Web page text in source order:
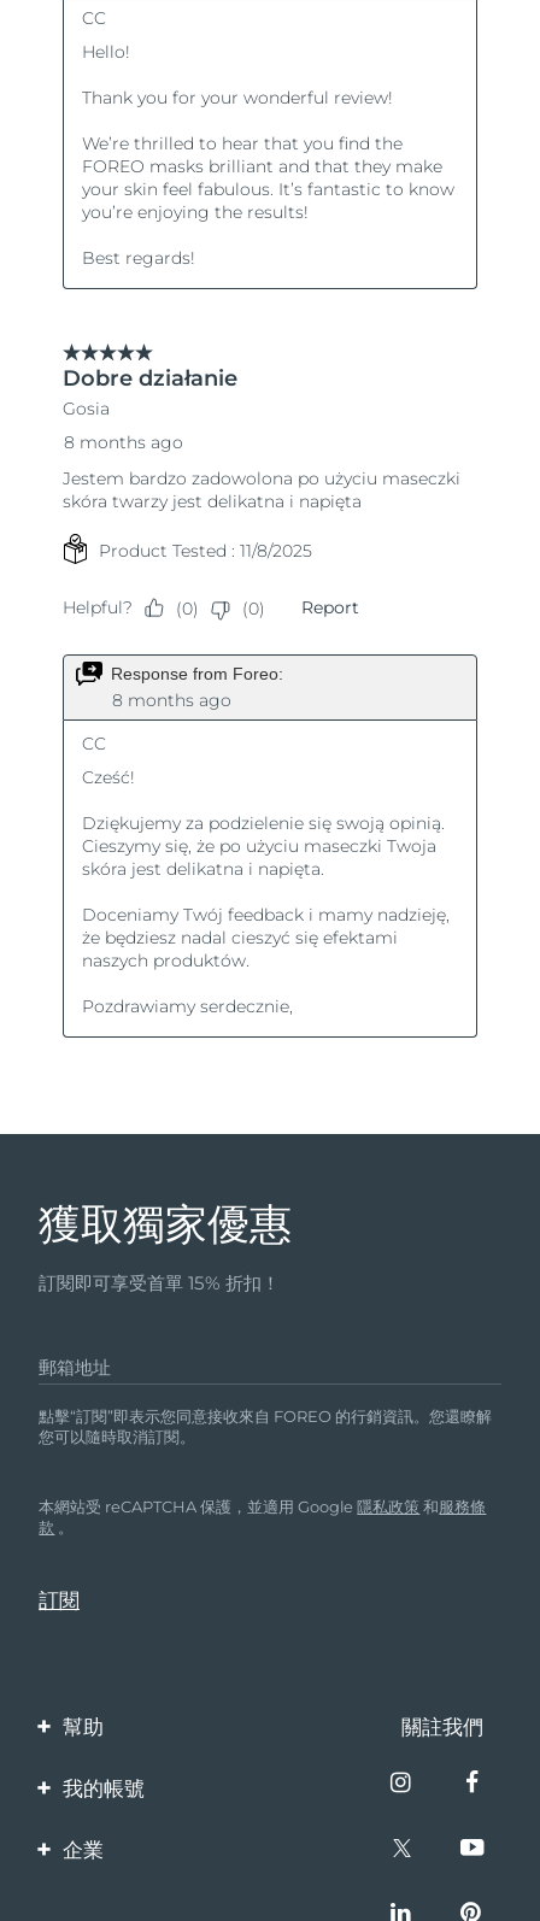
獲取獨家優惠
訂閱即可享受首單 15% 折扣！
郵箱地址
點擊“訂閱”即表示您同意接收來自 FOREO 的行銷資訊。您還瞭解
您可以隨時取消訂閱。
本網站受 reCAPTCHA 保護，並適用 Google隱私政策 和服務條
款 。
幫助
聯繫我們
保修與退換貨
關註我們
我的帳號
產品註冊
企業